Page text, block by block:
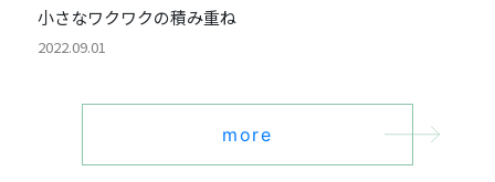
小さなワクワクの積み重ね
2022.09.01
more